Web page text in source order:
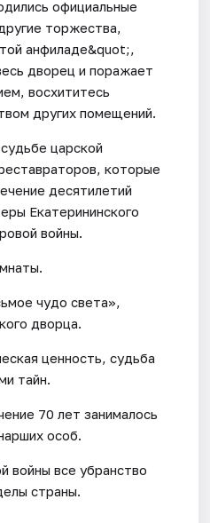
официальные
торжества,
анфиладе&quot;,
дворец и поражает
восхититесь
других помещений.
царской
которые
десятилетий
Екатерининского
войны.
чудо света»,
дворца.
ценность, судьба
тайн.
70 лет занималось
особ.
войны все убранство
страны.